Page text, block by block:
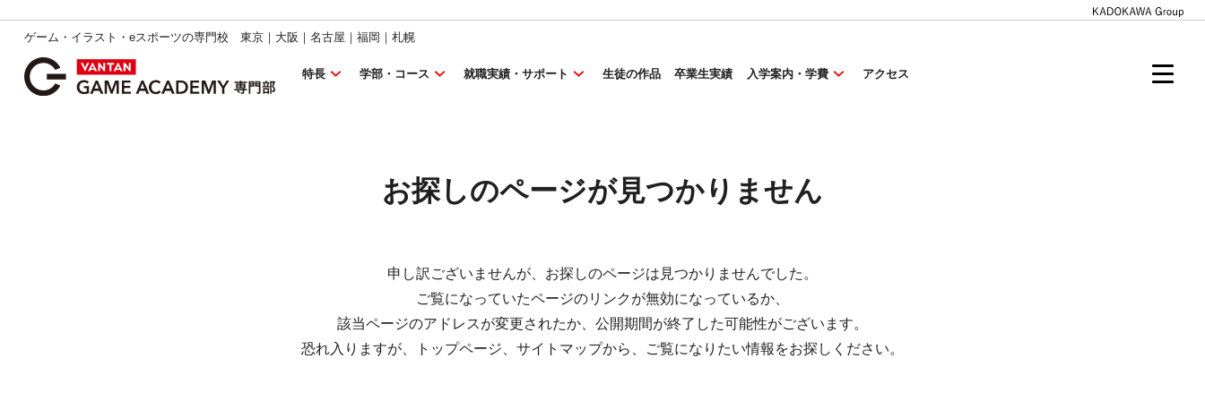
ゲーム・イラスト・eスポーツの専門校 東京｜大阪｜名古屋｜福岡｜札幌
特長 学部・コース 就職実績・サポート 生徒の作品 卒業生実績 入学案内・学費 アクセス
お探しのページが見つかりません
申し訳ございませんが、お探しのページは見つかりませんでした。
ご覧になっていたページのリンクが無効になっているか、
該当ページのアドレスが変更されたか、公開期間が終了した可能性がございます。
恐れ入りますが、トップページ、サイトマップから、ご覧になりたい情報をお探しください。